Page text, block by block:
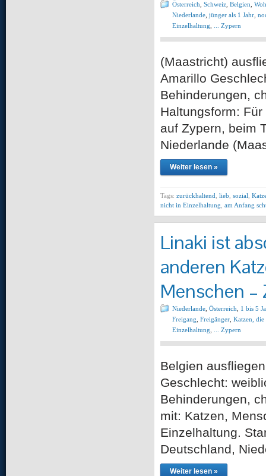
Österreich Schweiz Belgien
Niederlande jünger als 1 Jahr
Einzelhaltung
... Zypern
(Maastricht)
Amarillo
Behinderungen,
Haltungsform:
auf Zypern, beim
Niederlande
Weiter lesen »
Tags: zurückhaltend lieb sozial
nicht in Einzelhaltung am Anfang
Linaki ist
anderen
Menschen –
Niederlande Österreich
1 bis 5
Freigang Freigänger Katzen, die
Einzelhaltung
... Zypern
Belgien
Geschlecht:
Behinderungen,
mit: Katzen,
Einzelhaltung.
Deutschland,
Weiter lesen »